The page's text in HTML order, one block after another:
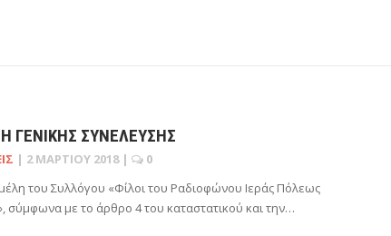
ΓΕΝΙΚΉΣ ΣΥΝΈΛΕΥΣΗΣ
| 2 ΜΑΡΤΊΟΥ 2018 |
0
του Συλλόγου «Φίλοι του Ραδιοφώνου Ιεράς Πόλεως
σύμφωνα με το άρθρο 4 του καταστατικού και την…